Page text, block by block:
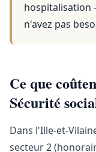
hospitalisation
n'avez pas
Ce que
Sécurité
Dans l'Ille-et-
secteur 2